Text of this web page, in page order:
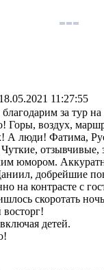
18.05.2021 11:27:55
за тур на
Горы, воздух,
А люди! Фатима,
отзывчивые,
юмором.
добрейшие
на контрасте с
скоротать
детей.